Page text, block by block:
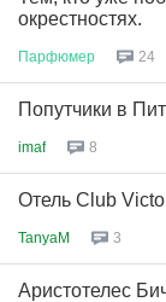
окрестностях.
Парфюмер 24
Попутчики в
imaf 8
Отель Club
TanyaM 3
Аристотелес